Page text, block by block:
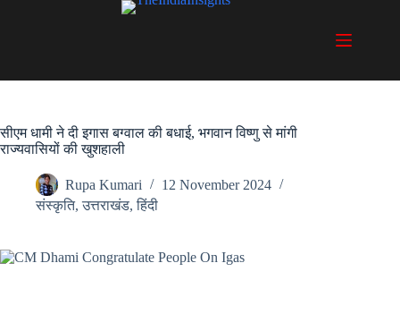
सीएम धामी ने दी इगास बग्वाल की बधाई, भगवान विष्णु से मांगी
राज्यवासियों की खुशहाली
Rupa Kumari
12 November 2024
संस्कृति,उत्तराखंड,हिंदी